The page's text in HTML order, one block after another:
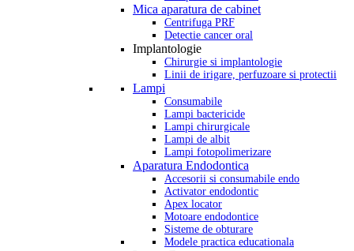
Mica aparatura de cabinet
Centrifuga PRF
Detectie cancer oral
Implantologie
Chirurgie si implantologie
Linii de irigare, perfuzoare si protectii
Lampi
Consumabile
Lampi bactericide
Lampi chirurgicale
Lampi de albit
Lampi fotopolimerizare
Aparatura Endodontica
Accesorii si consumabile endo
Activator endodontic
Apex locator
Motoare endodontice
Sisteme de obturare
Modele practica educationala